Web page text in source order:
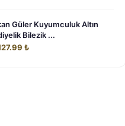
Güler Kuyumculuk Altın
Bilezik ...
₺